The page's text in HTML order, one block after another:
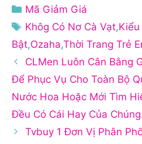
Danh
mục
Mã Giảm Giá
Thẻ
Khôg Có Nơ Cà Vạt,Kiểu
Bật,Ozaha,Thời Trang Trẻ
CLMen Luôn Cân Bằng
Để Phục Vụ Cho Toàn Bộ
Nước Hoa Hoặc Mới Tìm
Đều Có Cái Hay Của
Tvbuy 1 Đơn Vị Phân